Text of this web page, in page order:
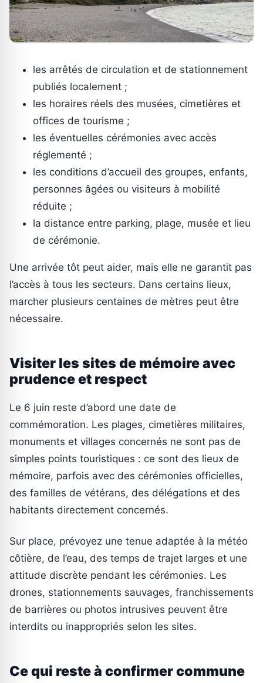
les arrêtés de circulation et de stationnement
publiés localement ;
les horaires réels des musées, cimetières et
offices de tourisme ;
les éventuelles cérémonies avec accès
réglementé ;
les conditions d’accueil des groupes, enfants,
personnes âgées ou visiteurs à mobilité
réduite ;
la distance entre parking, plage, musée et lieu
de cérémonie.
Une arrivée tôt peut aider, mais elle ne garantit pas
l’accès à tous les secteurs. Dans certains lieux,
marcher plusieurs centaines de mètres peut être
nécessaire.
Visiter les sites de mémoire avec
prudence et respect
Le 6 juin reste d’abord une date de
commémoration. Les plages, cimetières militaires,
monuments et villages concernés ne sont pas de
simples points touristiques : ce sont des lieux de
mémoire, parfois avec des cérémonies officielles,
des familles de vétérans, des délégations et des
habitants directement concernés.
Sur place, prévoyez une tenue adaptée à la météo
côtière, de l’eau, des temps de trajet larges et une
attitude discrète pendant les cérémonies. Les
drones, stationnements sauvages, franchissements
de barrières ou photos intrusives peuvent être
interdits ou inappropriés selon les sites.
Ce qui reste à confirmer commune